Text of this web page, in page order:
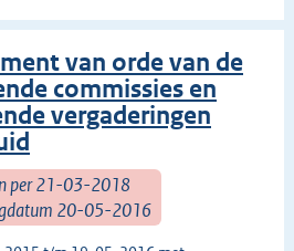
van orde van de
commissies en
vergaderingen
per 21-03-2018
20-05-2016